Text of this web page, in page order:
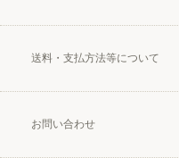
送料・支払方法等について
お問い合わせ